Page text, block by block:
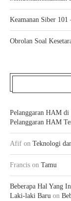
Keamanan Siber 101
Obrolan Soal
Pelanggaran HAM di
Pelanggaran HAM
Afif on Teknologi
Francis on Tamu
Beberapa Hal Yang
Laki-laki Baru on